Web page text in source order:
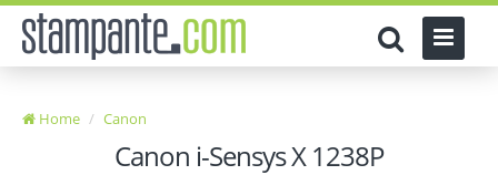
Home Canon
Canon i-Sensys X 1238P